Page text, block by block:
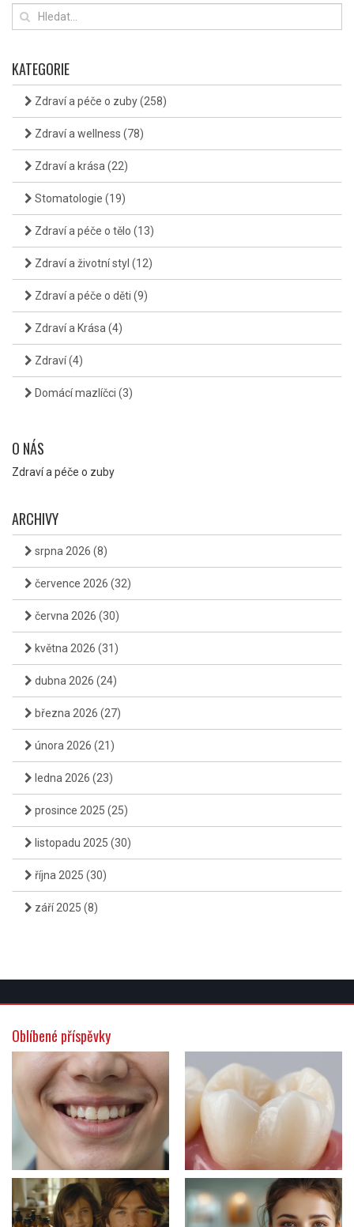
KATEGORIE
Zdraví a péče o zuby(258)
Zdraví a wellness (78)
Zdraví a krása(22)
Stomatologie (19)
Zdraví a péče o tělo (13)
Zdraví a životní styl (12)
Zdraví a péče o děti (9)
Zdraví a Krása(4)
Zdraví(4)
Domácí mazlíčci (3)
O NÁS
Zdraví a péče o zuby
ARCHIVY
srpna 2026 (8)
července 2026 (32)
června 2026 (30)
května 2026 (31)
dubna 2026 (24)
března 2026 (27)
února 2026 (21)
ledna 2026 (23)
prosince 2025 (25)
listopadu 2025 (30)
října 2025 (30)
září 2025 (8)
Oblíbené příspěvky